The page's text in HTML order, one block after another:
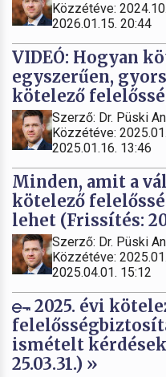
Közzétéve:
2026.01.15. 20:44
VIDEÓ: Hogyan
egyszerűen,
kötelező
Szerző: Dr. Püski
Közzétéve:
2025.01.16. 13:46
Minden, amit a
kötelező
lehet (Frissítés:
Szerző: Dr. Püski
Közzétéve:
2025.04.01. 15:12
2025. évi
ismételt
25.03.31.) »